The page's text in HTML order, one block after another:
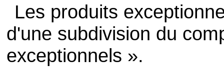
Les produits
d'une subdivision du
exceptionnels ».